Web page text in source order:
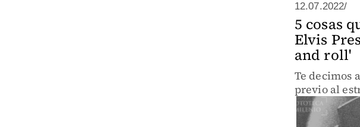
12.07.2022/
5 cosas
Elvis
and roll'
Te decimos
previo al